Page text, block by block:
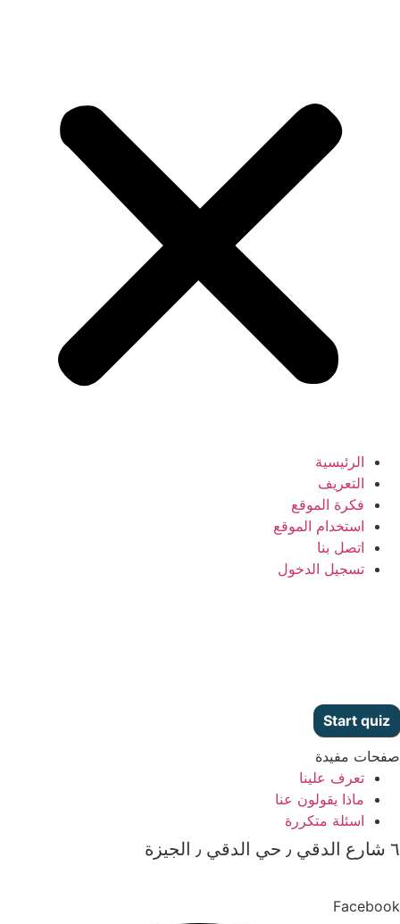
الرئيسية
التعريف
فكرة الموقع
استخدام الموقع
اتصل بنا
تسجيل الدخول
صفحات مفيدة
تعرف علينا
ماذا يقولون عنا
اسئلة متكررة
٦ شارع الدقي ٫ حي الدقي ٫ الجيزة
Facebook